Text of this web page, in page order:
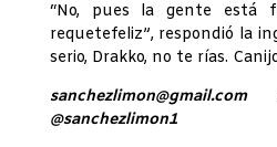
“No, pues la gente está
requetefeliz”, respondió la
serio, Drakko, no te rías.
sanchezlimon@gmail.com
@sanchezlimon1